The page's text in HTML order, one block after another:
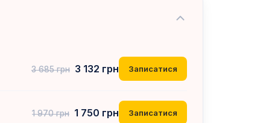
3 685грн 3 132 грн Записатися
1 970грн 1 750 грн Записатися